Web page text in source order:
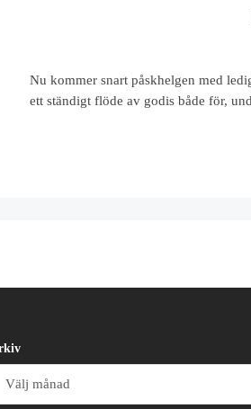
Nu kommer snart påskhelgen med
ett ständigt flöde av godis både för,